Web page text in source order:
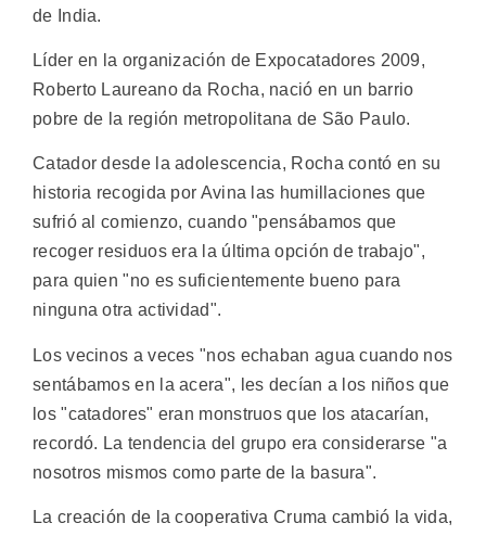
de India.
Líder en la organización de Expocatadores 2009,
Roberto Laureano da Rocha, nació en un barrio
pobre de la región metropolitana de São Paulo.
Catador desde la adolescencia, Rocha contó en su
historia recogida por Avina las humillaciones que
sufrió al comienzo, cuando "pensábamos que
recoger residuos era la última opción de trabajo",
para quien "no es suficientemente bueno para
ninguna otra actividad".
Los vecinos a veces "nos echaban agua cuando nos
sentábamos en la acera", les decían a los niños que
los "catadores" eran monstruos que los atacarían,
recordó. La tendencia del grupo era considerarse "a
nosotros mismos como parte de la basura".
La creación de la cooperativa Cruma cambió la vida,